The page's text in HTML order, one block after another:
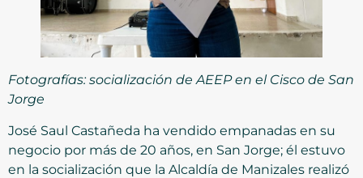
Fotografías: socialización de AEEP en el Cisco de San
Jorge
José Saul Castañeda ha vendido empanadas en su
negocio por más de 20 años, en San Jorge; él estuvo
en la socialización que la Alcaldía de Manizales realizó